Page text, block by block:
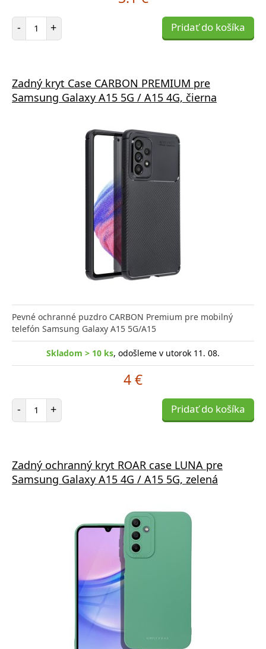
- Počet položiek
+ Pridať do košíka
Zadný kryt Case CARBON PREMIUM pre
Samsung Galaxy A15 5G / A15 4G, čierna
Pevné ochranné puzdro CARBON Premium pre mobilný
telefón Samsung Galaxy A15 5G/A15
Skladom > 10 ks, odošleme v utorok 11. 08.
4 €
- Počet položiek
+ Pridať do košíka
Zadný ochranný kryt ROAR case LUNA pre
Samsung Galaxy A15 4G / A15 5G, zelená